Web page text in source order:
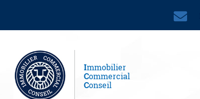
Immobilier
Commercial
Conseil